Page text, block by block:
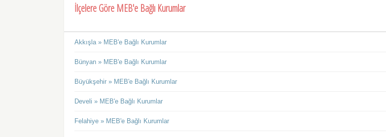
İlçelere Göre MEB'e Bağlı Kurumlar
Akkışla » MEB'e Bağlı Kurumlar
Bünyan » MEB'e Bağlı Kurumlar
Büyükşehir » MEB'e Bağlı Kurumlar
Develi » MEB'e Bağlı Kurumlar
Felahiye » MEB'e Bağlı Kurumlar